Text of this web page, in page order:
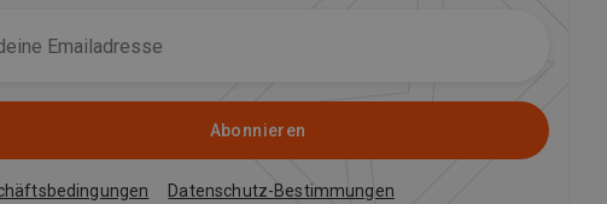
Abonnieren
Datenschutz-Bestimmungen